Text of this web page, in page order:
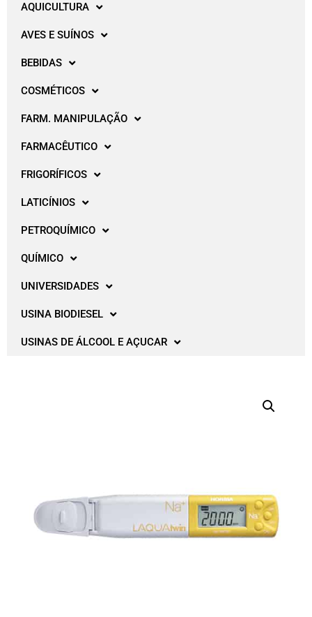
AQUICULTURA
AVES E SUÍNOS
BEBIDAS
COSMÉTICOS
FARM. MANIPULAÇÃO
FARMACÊUTICO
FRIGORÍFICOS
LATICÍNIOS
PETROQUÍMICO
QUÍMICO
UNIVERSIDADES
USINA BIODIESEL
USINAS DE ÁLCOOL E AÇUCAR